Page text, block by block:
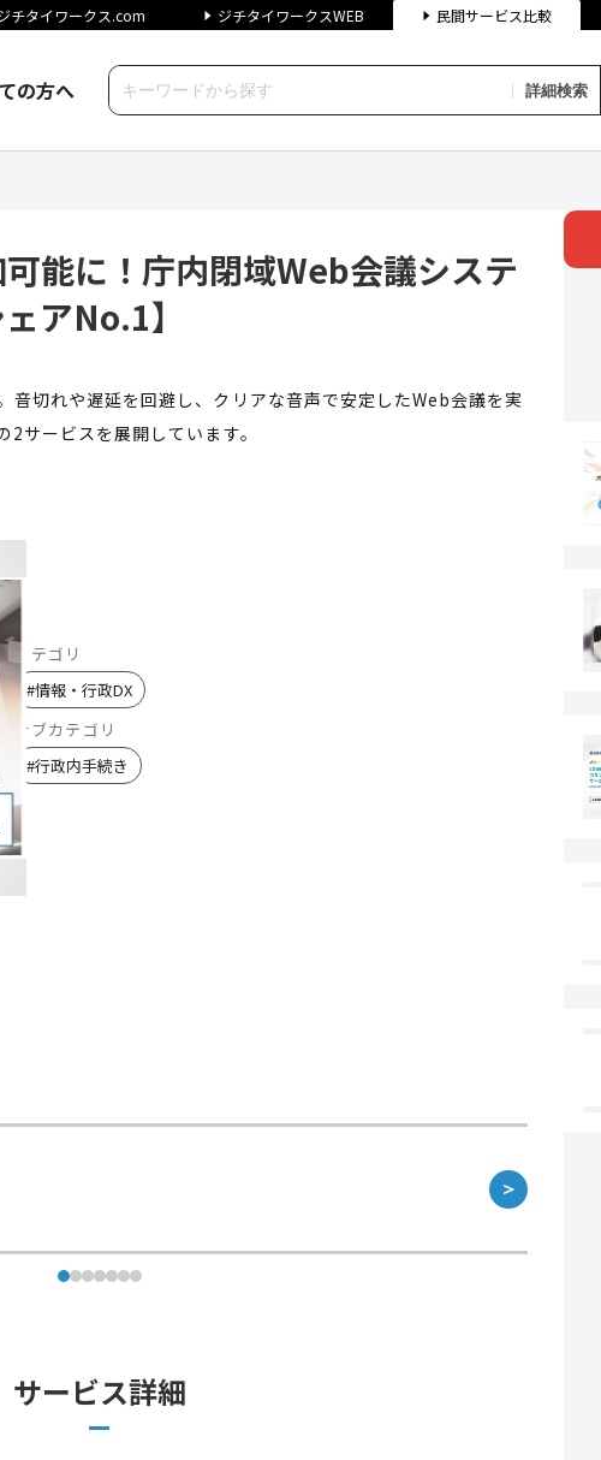
チタイワークス.com ジチタイワークスWEB 民間サービス比較
の方へ 詳細検索
能に！庁内閉域Web会議システ
アNo.1】
音切れや遅延を回避し、クリアな音声で安定したWeb会議を実
サービスを展開しています。
カテゴリ
#情報・行政DX
サブカテゴリ
#行政内手続き
＞
サービス詳細